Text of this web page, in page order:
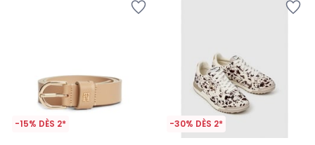
-15% DÈS 2* -30% DÈS 2*